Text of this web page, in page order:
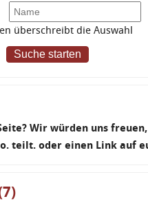
überschreibt die Auswahl
Suche starten
Wir würden uns
teilt. oder einen Link auf